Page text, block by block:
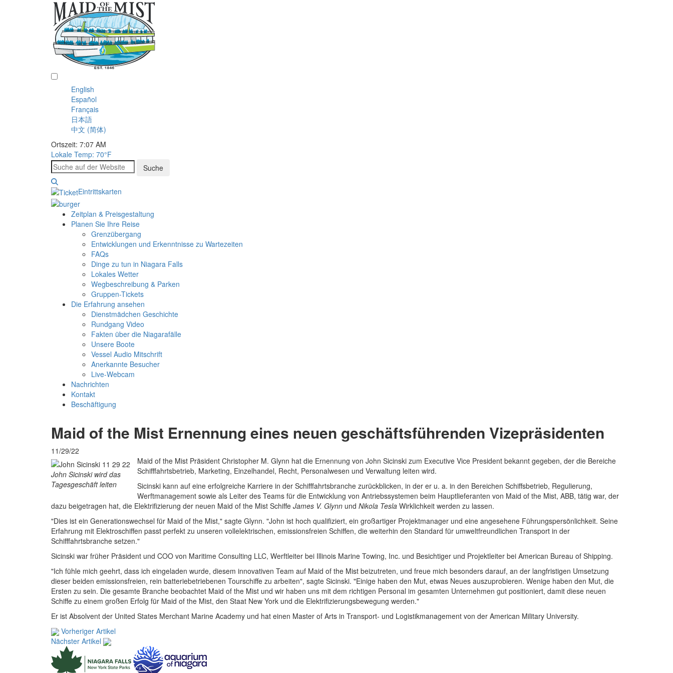
English
Español
Français
日本語
中文 (简体)
Ortszeit: 7:07 AM
Lokale Temp: 70°F
Suche
Eintrittskarten
Zeitplan & Preisgestaltung
Planen Sie Ihre Reise
Grenzübergang
Entwicklungen und Erkenntnisse zu Wartezeiten
FAQs
Dinge zu tun in Niagara Falls
Lokales Wetter
Wegbeschreibung & Parken
Gruppen-Tickets
Die Erfahrung ansehen
Dienstmädchen Geschichte
Rundgang Video
Fakten über die Niagarafälle
Unsere Boote
Vessel Audio Mitschrift
Anerkannte Besucher
Live-Webcam
Nachrichten
Kontakt
Beschäftigung
Maid of the Mist Ernennung eines neuen geschäftsführenden Vizepräsidenten
11/29/22
John Sicinski wird das
Tagesgeschäft leiten
Maid of the Mist Präsident Christopher M. Glynn hat die Ernennung von John Sicinski zum Executive Vice President bekannt gegeben, der die Bereiche
Schifffahrtsbetrieb, Marketing, Einzelhandel, Recht, Personalwesen und Verwaltung leiten wird.
Sicinski kann auf eine erfolgreiche Karriere in der Schifffahrtsbranche zurückblicken, in der er u. a. in den Bereichen Schiffsbetrieb, Regulierung,
Werftmanagement sowie als Leiter des Teams für die Entwicklung von Antriebssystemen beim Hauptlieferanten von Maid of the Mist, ABB, tätig war, der
dazu beigetragen hat, die Elektrifizierung der neuen Maid of the Mist Schiffe James V. Glynn und Nikola Tesla Wirklichkeit werden zu lassen.
"Dies ist ein Generationswechsel für Maid of the Mist," sagte Glynn. "John ist hoch qualifiziert, ein großartiger Projektmanager und eine angesehene Führungspersönlichkeit. Seine
Erfahrung mit Elektroschiffen passt perfekt zu unseren vollelektrischen, emissionsfreien Schiffen, die weiterhin den Standard für umweltfreundlichen Transport in der
Schifffahrtsbranche setzen."
Sicinski war früher Präsident und COO von Maritime Consulting LLC, Werftleiter bei Illinois Marine Towing, Inc. und Besichtiger und Projektleiter bei American Bureau of Shipping.
"Ich fühle mich geehrt, dass ich eingeladen wurde, diesem innovativen Team auf Maid of the Mist beizutreten, und freue mich besonders darauf, an der langfristigen Umsetzung
dieser beiden emissionsfreien, rein batteriebetriebenen Tourschiffe zu arbeiten", sagte Sicinski. "Einige haben den Mut, etwas Neues auszuprobieren. Wenige haben den Mut, die
Ersten zu sein. Die gesamte Branche beobachtet Maid of the Mist und wir haben uns mit dem richtigen Personal im gesamten Unternehmen gut positioniert, damit diese neuen
Schiffe zu einem großen Erfolg für Maid of the Mist, den Staat New York und die Elektrifizierungsbewegung werden."
Er ist Absolvent der United States Merchant Marine Academy und hat einen Master of Arts in Transport- und Logistikmanagement von der American Military University.
Vorheriger Artikel
Nächster Artikel